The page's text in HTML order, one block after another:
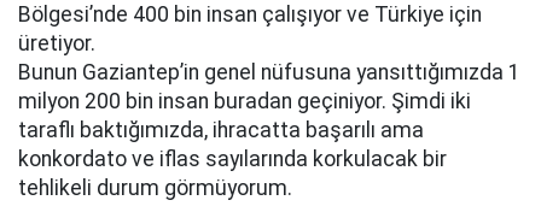
Bölgesi’nde 400 bin insan çalışıyor ve Türkiye için
üretiyor.
Bunun Gaziantep’in genel nüfusuna yansıttığımızda 1
milyon 200 bin insan buradan geçiniyor. Şimdi iki
taraflı baktığımızda, ihracatta başarılı ama
konkordato ve iflas sayılarında korkulacak bir
tehlikeli durum görmüyorum.